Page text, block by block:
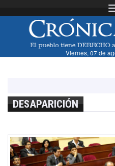
Viernes, 07 de
DESAPARICIÓN